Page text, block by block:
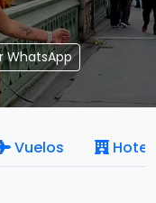
WhatsApp
Vuelos